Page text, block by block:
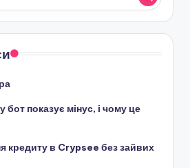
показує мінус, і чому це
кредиту в Crypsee без зайвих